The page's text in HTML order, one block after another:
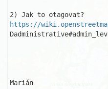
https://
Marián